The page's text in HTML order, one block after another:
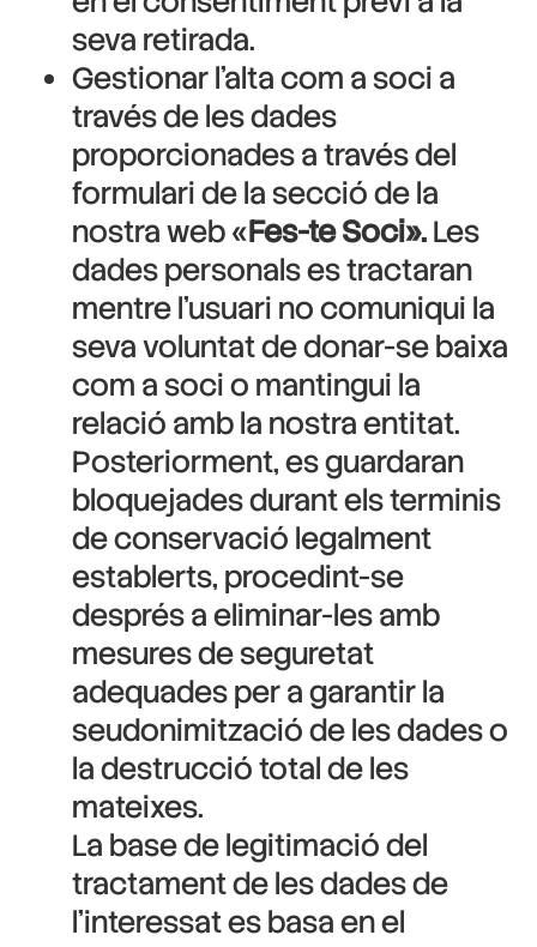
seva retirada.
Gestionar l’alta com a soci a
través de les dades
proporcionades a través del
formulari de la secció de la
nostra web «Fes-te Soci».Les
dades personals es tractaran
mentre l’usuari no comuniqui la
seva voluntat de donar-se baixa
com a soci o mantingui la
relació amb la nostra entitat.
Posteriorment, es guardaran
bloquejades durant els terminis
de conservació legalment
establerts, procedint-se
després a eliminar-les amb
mesures de seguretat
adequades per a garantir la
seudonimització de les dades o
la destrucció total de les
mateixes.
La base de legitimació del
tractament de les dades de
l’interessat es basa en el